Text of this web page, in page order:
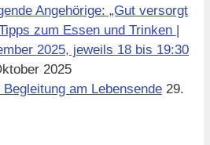
Angehörige: „Gut versorgt
zum Essen und Trinken |
2025, jeweils 18 bis 19:30
2025
am Lebensende 29.